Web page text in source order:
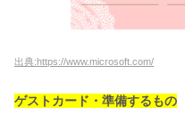
出典:https://www.microsoft.com/
ゲストカード・準備するもの